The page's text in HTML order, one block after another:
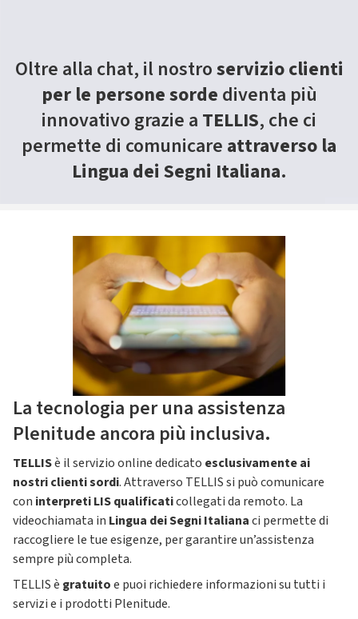
Oltre alla chat, il nostroservizio clienti
per le persone sorde diventa più
innovativo grazie a TELLIS, che ci
permette di comunicare attraverso la
Lingua dei Segni Italiana.
La tecnologia per una assistenza
Plenitude ancora più inclusiva.
TELLISè il servizio online dedicato esclusivamente ai
nostri clienti sordi. Attraverso TELLIS si può comunicare
con interpreti LIS qualificaticollegati da remoto. La
videochiamata in Lingua dei Segni Italianaci permette di
raccogliere le tue esigenze, per garantire un’assistenza
sempre più completa.
TELLIS è gratuitoe puoi richiedere informazioni su tutti i
servizi e i prodotti Plenitude.